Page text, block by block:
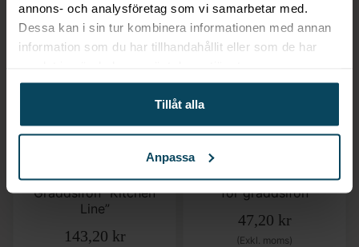
annons- och analysföretag som vi samarbetar med.
Dessa kan i sin tur kombinera informationen med annan
information som du har tillhandahållit eller som de har
Tillåt alla
Anpassa
Reservdelset för
Gräddsifon ”Kitchen
Line”
143,20 kr
Gräddpatroner 2-pack
för gräddsifon
47,20 kr
(Exkl. moms)